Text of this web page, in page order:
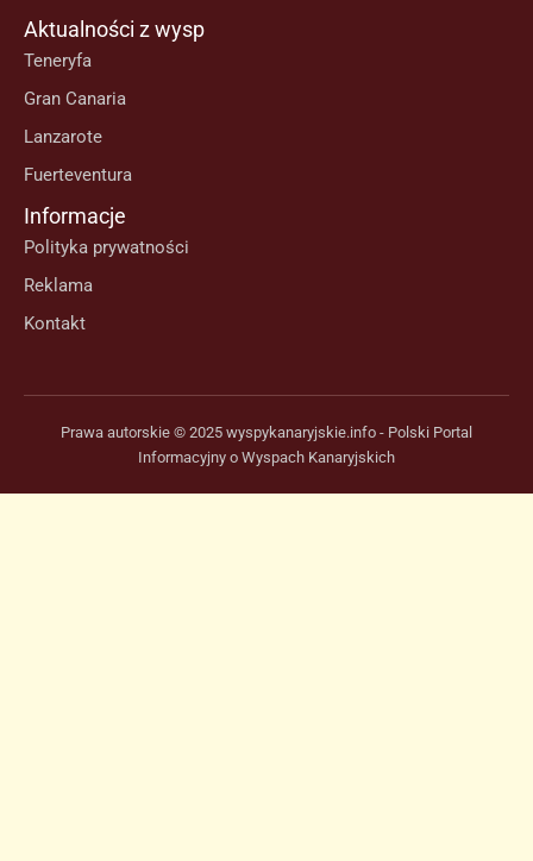
Aktualności z wysp
Teneryfa
Gran Canaria
Lanzarote
Fuerteventura
Informacje
Polityka prywatności
Reklama
Kontakt
Prawa autorskie © 2025 wyspykanaryjskie.info - Polski Portal
Informacyjny o Wyspach Kanaryjskich